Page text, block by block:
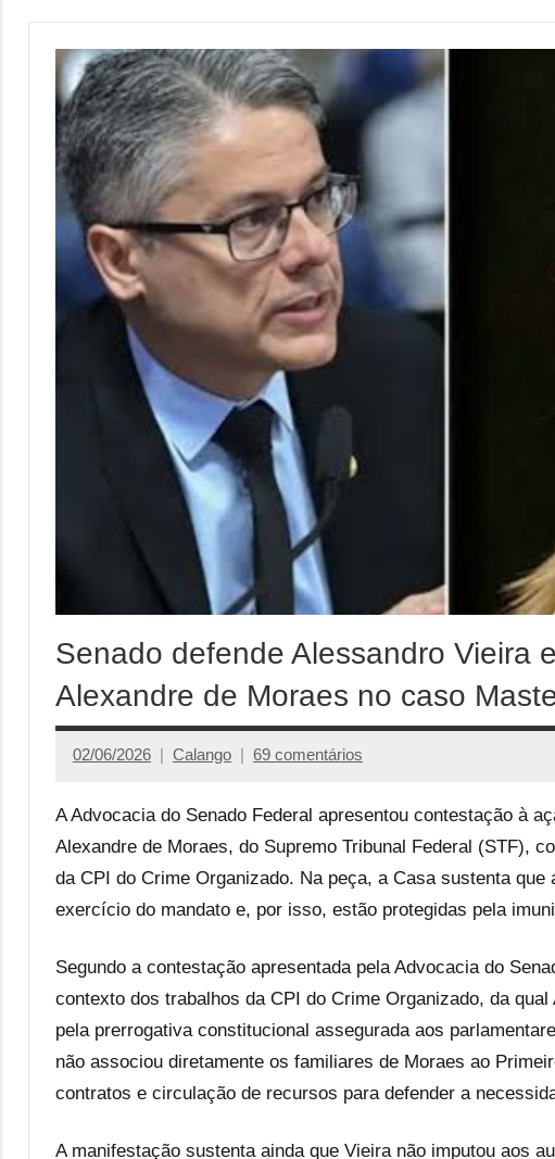
Senado defende Alessandro Vieira
Alexandre de Moraes no caso
02/06/2026 Calango 69 comentários
A Advocacia do Senado Federal apresentou contestação à
Alexandre de Moraes, do Supremo Tribunal Federal (STF),
da CPI do Crime Organizado. Na peça, a Casa sustenta
exercício do mandato e, por isso, estão protegidas pela
Segundo a contestação apresentada pela Advocacia do
contexto dos trabalhos da CPI do Crime Organizado, da
pela prerrogativa constitucional assegurada aos
não associou diretamente os familiares de Moraes ao
contratos e circulação de recursos para defender a
A manifestação sustenta ainda que Vieira não imputou aos